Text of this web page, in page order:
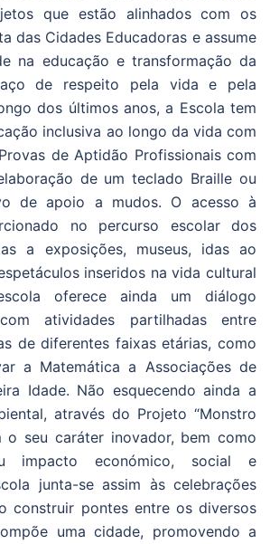
que estão alinhados com os
das Cidades Educadoras e assume
na educação e transformação da
de respeito pela vida e pela
dos últimos anos, a Escola tem
inclusiva ao longo da vida com
de Aptidão Profissionais com
de um teclado Braille ou
de apoio a mudos. O acesso à
no percurso escolar dos
a exposições, museus, idas ao
inseridos na vida cultural
oferece ainda um diálogo
atividades partilhadas entre
de diferentes faixas etárias, como
a Matemática a Associações de
Idade. Não esquecendo ainda a
através do Projeto “Monstro
o seu caráter inovador, bem como
impacto económico, social e
junta-se assim às celebrações
construir pontes entre os diversos
uma cidade, promovendo a